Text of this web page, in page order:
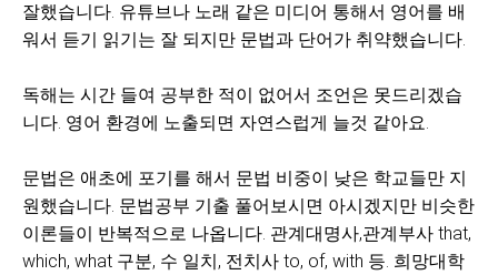
잘했습니다. 유튜브나 노래 같은 미디어 통해서 영어를 배
워서 듣기 읽기는 잘 되지만 문법과 단어가 취약했습니다.
독해는 시간 들여 공부한 적이 없어서 조언은 못드리겠습
니다. 영어 환경에 노출되면 자연스럽게 늘것 같아요.
문법은 애초에 포기를 해서 문법 비중이 낮은 학교들만 지
원했습니다. 문법공부 기출 풀어보시면 아시겠지만 비슷한
이론들이 반복적으로 나옵니다. 관계대명사,관계부사 that,
which, what 구분, 수 일치, 전치사 to, of, with 등. 희망대학